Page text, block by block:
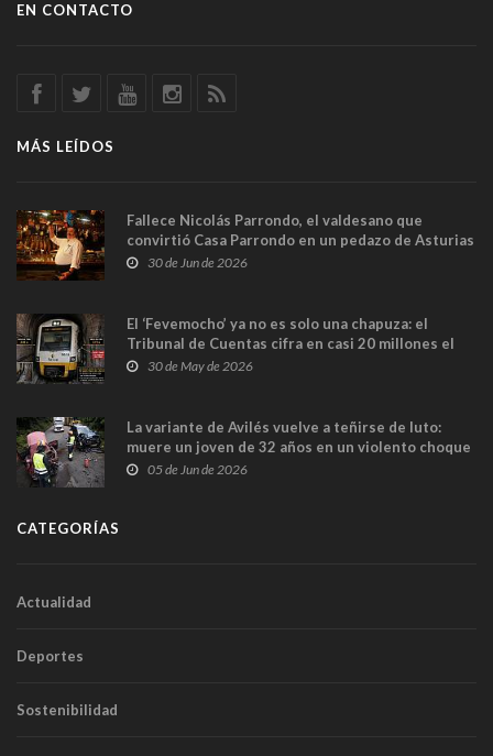
EN CONTACTO
MÁS LEÍDOS
Fallece Nicolás Parrondo, el valdesano que
convirtió Casa Parrondo en un pedazo de Asturias
en Madrid
30 de Jun de 2026
El ‘Fevemocho’ ya no es solo una chapuza: el
Tribunal de Cuentas cifra en casi 20 millones el
sobrecoste de los trenes que no cabían por los
30 de May de 2026
La variante de Avilés vuelve a teñirse de luto:
muere un joven de 32 años en un violento choque
frontal
05 de Jun de 2026
CATEGORÍAS
Actualidad
Deportes
Sostenibilidad